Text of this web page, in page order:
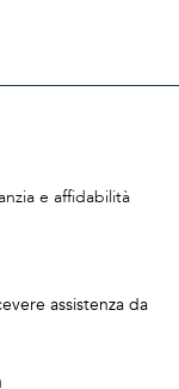
e affidabilità
assistenza da